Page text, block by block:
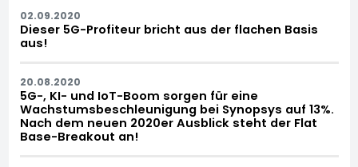
02.09.2020
Dieser 5G-Profiteur bricht aus der flachen Basis
aus!
20.08.2020
5G-, KI- und IoT-Boom sorgen für eine
Wachstumsbeschleunigung bei Synopsys auf 13%.
Nach dem neuen 2020er Ausblick steht der Flat
Base-Breakout an!